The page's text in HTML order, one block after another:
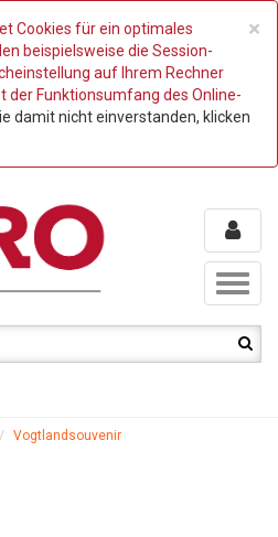
×
Cookies für ein optimales
beispielsweise die Session-
auf Ihrem Rechner
der Funktionsumfang des Online-
damit nicht einverstanden, klicken
Toggle
Vogtlandsouvenir